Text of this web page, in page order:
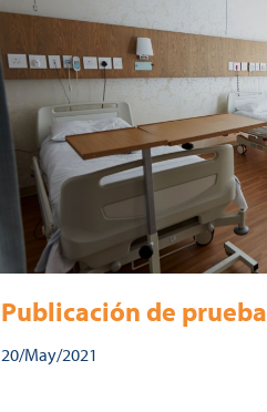
Publicación de prueba
20/May/2021